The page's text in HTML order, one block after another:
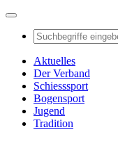
Aktuelles
Der Verband
Schiesssport
Bogensport
Jugend
Tradition